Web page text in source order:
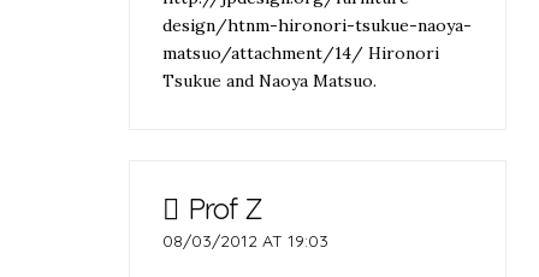
design/htnm-hironori-tsukue-naoya-
matsuo/attachment/14/ Hironori
Tsukue and Naoya Matsuo.
Prof Z
08/03/2012 AT 19:03